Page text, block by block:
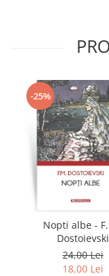
-25%
Nopti albe -
Dostoievski
24,00 Lei
18,00 Lei